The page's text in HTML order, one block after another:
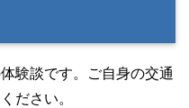
験談です。ご自身の交通
ださい。